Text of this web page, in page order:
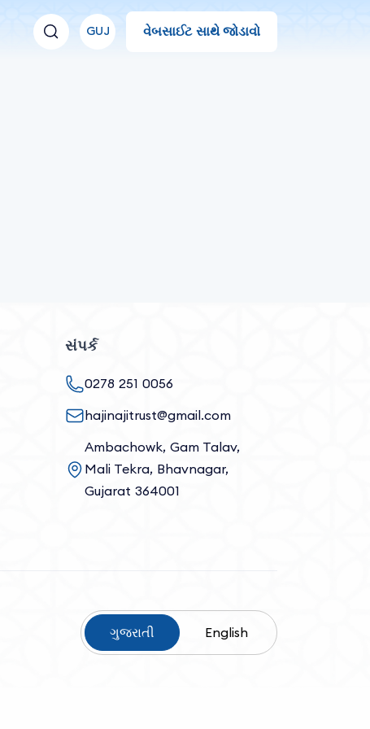
GUJ વેબસાઈટ સાથે જોડાવો
સંપર્ક
0278 251 0056
hajinajitrust@gmail.com
Ambachowk, Gam Talav,
Mali Tekra, Bhavnagar,
Gujarat 364001
ગુજરાતી English